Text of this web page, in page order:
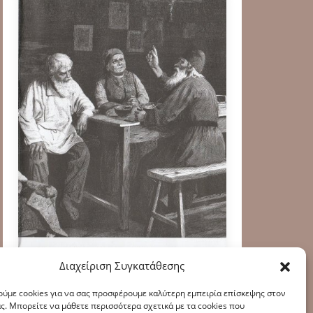
Διαχείριση Συγκατάθεσης
cookies για να σας προσφέρουμε καλύτερη εμπειρία επίσκεψης στον
Μπορείτε να μάθετε περισσότερα σχετικά με τα cookies που